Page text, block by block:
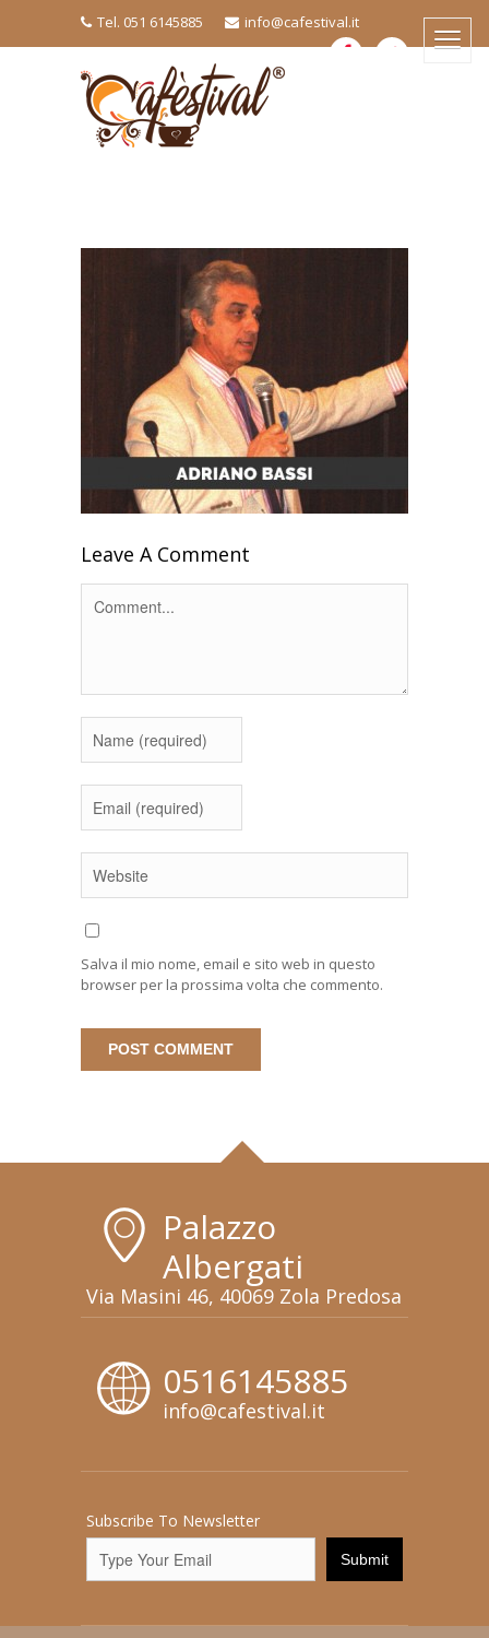
Tel. 051 6145885 info@cafestival.it
Leave A Comment
Salva il mio nome, email e sito web in questo
browser per la prossima volta che commento.
Palazzo
Albergati
Via Masini 46, 40069 Zola Predosa
0516145885
info@cafestival.it
Subscribe To Newsletter